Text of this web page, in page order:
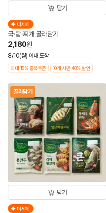
담기
더세페
국·탕·찌개 골라담기
2,180원
8/10(월) 이내 도착
최대 15% 중복쿠폰 10개 사면 40% 할인
골라담기
담기
더세페